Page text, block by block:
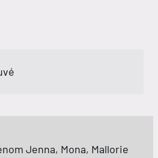
Jenna, Mona, Mallorie